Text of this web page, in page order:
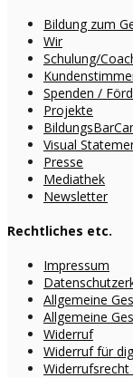
Bildung zum
Wir
Schulung/
Spenden /
Projekte
Visual
Presse
Mediathek
Newsletter
Rechtliches etc.
Impressum
Allgemeine
Allgemeine
Widerruf
Widerruf für